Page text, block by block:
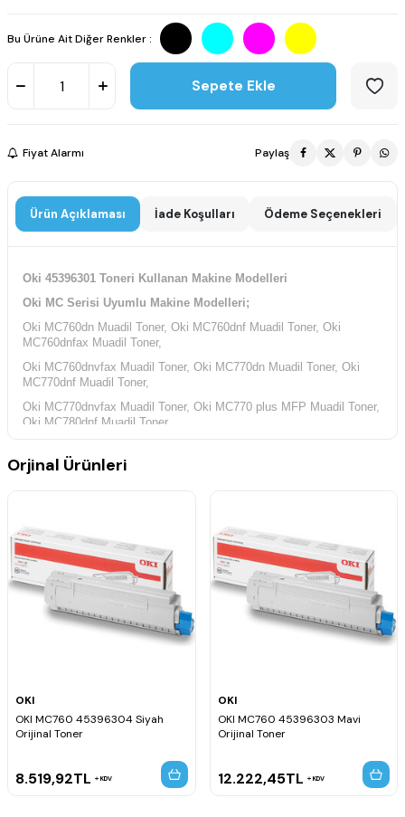
Bu Ürüne Ait Diğer Renkler :
Sepete Ekle
Fiyat Alarmı Paylaş
Ürün Açıklaması İade Koşulları Ödeme Seçenekleri
Oki 45396301 Toneri Kullanan Makine Modelleri
Oki MC Serisi Uyumlu Makine Modelleri;
Oki MC760dn Muadil Toner, Oki MC760dnf Muadil Toner, Oki
MC760dnfax Muadil Toner,
Oki MC760dnvfax Muadil Toner, Oki MC770dn Muadil Toner, Oki
MC770dnf Muadil Toner,
Oki MC770dnvfax Muadil Toner, Oki MC770 plus MFP Muadil Toner,
Oki MC780dnf Muadil Toner,
Orjinal Ürünleri
OKI
OKI MC760 45396304 Siyah
Orijinal Toner
8.519,92TL KDV
OKI
OKI MC760 45396303 Mavi
Orijinal Toner
12.222,45TL KDV